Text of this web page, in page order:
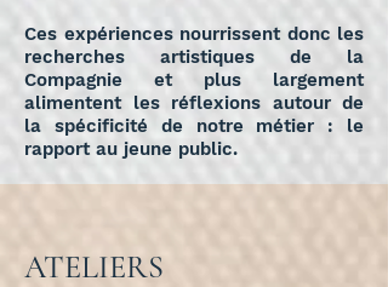
Ces expériences nourrissent donc les
recherches artistiques de la
Compagnie et plus largement
alimentent les réflexions autour de
la spécificité de notre métier : le
rapport au jeune public.
ATELIERS